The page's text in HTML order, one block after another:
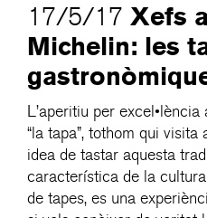
17/5/17 Xefs
Michelin: les
L’aperitiu per
“la tapa”, tothom qui
idea de tastar aquesta
característica de la
de tapes, es una